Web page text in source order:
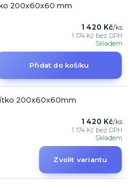
200x60x60 mm
1 420 Kč/ks
1 174 Kč bez DPH
Skladem
Přidat do košíku
200x60x60mm
1 420 Kč/ks
1 174 Kč bez DPH
Skladem
Zvolit variantu